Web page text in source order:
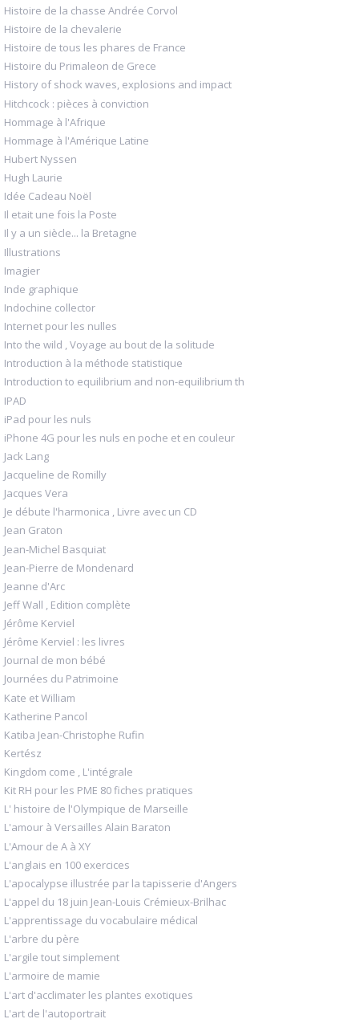
Histoire de la chasse Andrée Corvol
Histoire de la chevalerie
Histoire de tous les phares de France
Histoire du Primaleon de Grece
History of shock waves, explosions and impact
Hitchcock : pièces à conviction
Hommage à l'Afrique
Hommage à l'Amérique Latine
Hubert Nyssen
Hugh Laurie
Idée Cadeau Noël
Il etait une fois la Poste
Il y a un siècle... la Bretagne
Illustrations
Imagier
Inde graphique
Indochine collector
Internet pour les nulles
Into the wild , Voyage au bout de la solitude
Introduction à la méthode statistique
Introduction to equilibrium and non-equilibrium th
IPAD
iPad pour les nuls
iPhone 4G pour les nuls en poche et en couleur
Jack Lang
Jacqueline de Romilly
Jacques Vera
Je débute l'harmonica , Livre avec un CD
Jean Graton
Jean-Michel Basquiat
Jean-Pierre de Mondenard
Jeanne d'Arc
Jeff Wall , Edition complète
Jérôme Kerviel
Jérôme Kerviel : les livres
Journal de mon bébé
Journées du Patrimoine
Kate et William
Katherine Pancol
Katiba Jean-Christophe Rufin
Kertész
Kingdom come , L'intégrale
Kit RH pour les PME 80 fiches pratiques
L' histoire de l'Olympique de Marseille
L'amour à Versailles Alain Baraton
L'Amour de A à XY
L'anglais en 100 exercices
L'apocalypse illustrée par la tapisserie d'Angers
L'appel du 18 juin Jean-Louis Crémieux-Brilhac
L'apprentissage du vocabulaire médical
L'arbre du père
L'argile tout simplement
L'armoire de mamie
L'art d'acclimater les plantes exotiques
L'art de l'autoportrait